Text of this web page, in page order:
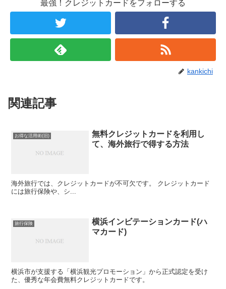
最強！クレジットカードをフォローする
kankichi
関連記事
お得な活用術(旧)
無料クレジットカードを利用し
て、海外旅行で得する方法
海外旅行では、クレジットカードが不可欠です。 クレジットカード
には旅行保険や、シ...
旅行保険
横浜インビテーションカード(ハ
マカード)
横浜市が支援する「横浜観光プロモーション」から正式認定を受け
た、優秀な年会費無料クレジットカードです。